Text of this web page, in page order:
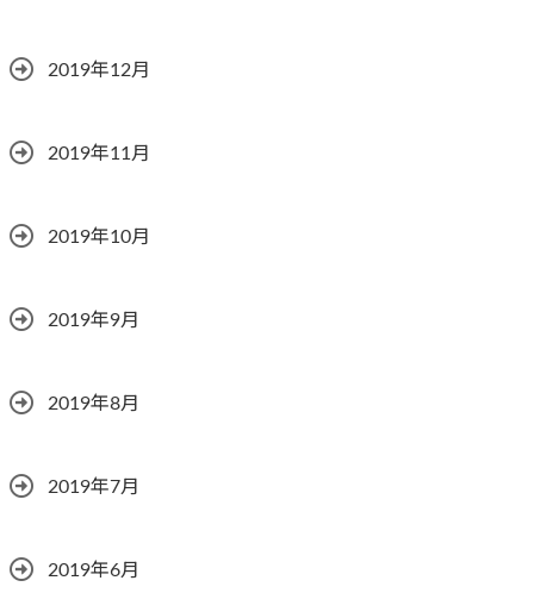
2019年12月
2019年11月
2019年10月
2019年9月
2019年8月
2019年7月
2019年6月